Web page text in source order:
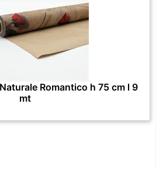
Romantico h 75 cm l 9
mt